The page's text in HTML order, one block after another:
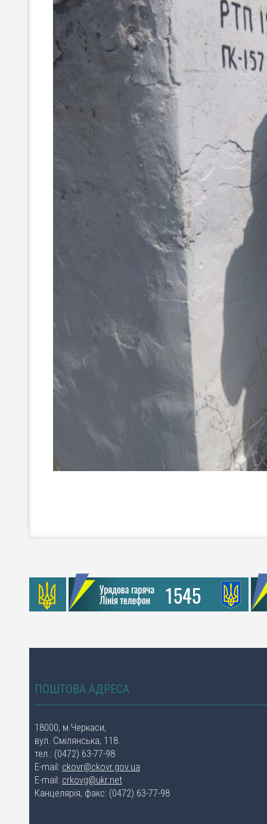
ПОШТОВА АДРЕСА
18000, м.Черкаси,
вул. Смілянська, 118.
тел.: (0472) 63-77-98
E-mail: ckovr@ckovr.gov.ua
E-mail: crkovg@ukr.net
Канцелярія, факс: (0472) 63-77-98